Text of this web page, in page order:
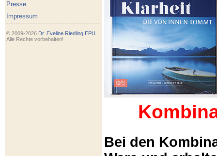
Presse
Impressum
© 2009-2026 Dr. Eveline Riedling EPU
Alle Rechte vorbehalten!
Bei den